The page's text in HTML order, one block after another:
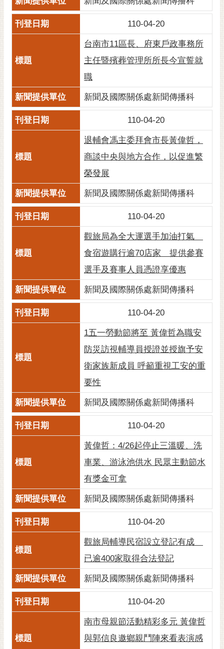
位
置
110-04-20
台南市11區長、府東戶政事務所
主任暨殯葬管理所所長今宣誓就
職
新聞及國際關係處新聞傳播科
110-04-20
退輔會馮主委拜會市長黃偉哲，
商談中央與地方合作，以促進繁
榮發展
新聞及國際關係處新聞傳播科
110-04-20
觀旅局為全大運選手加油打氣
食宿遊購行逾70店家 提供參賽
選手及賽事人員憑證享優惠
新聞及國際關係處新聞傳播科
110-04-20
1五一勞動節將至 黃偉哲為職安
防災訪視輔導員授證並授旗予安
衛家族新成員 呼籲重視工安的重
要性
新聞及國際關係處新聞傳播科
110-04-20
黃偉哲：4/26起停止三溫暖、洗
車業、游泳池供水 民眾主動節水
有獎金可拿
新聞及國際關係處新聞傳播科
110-04-20
​觀旅局輔導民宿設立登記有成
已逾400家取得合法登記
新聞及國際關係處新聞傳播科
110-04-20
南市母親節活動精彩多元 黃偉哲
與郭信良邀鄉親鬥陣來看表演感